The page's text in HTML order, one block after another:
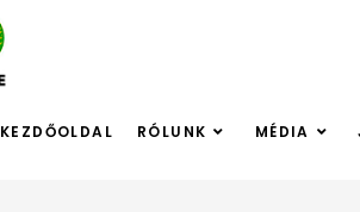
KEZDŐOLDAL RÓLUNK MÉDIA